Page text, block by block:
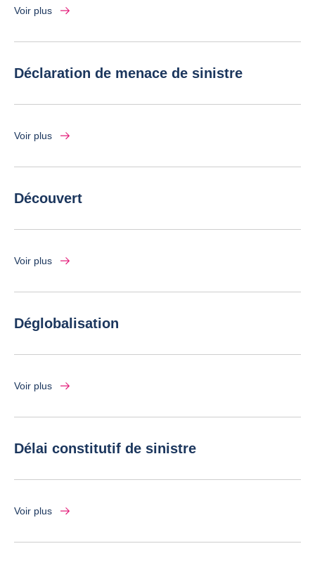
Voir plus
Déclaration de menace de sinistre
Voir plus
Découvert
Voir plus
Déglobalisation
Voir plus
Délai constitutif de sinistre
Voir plus